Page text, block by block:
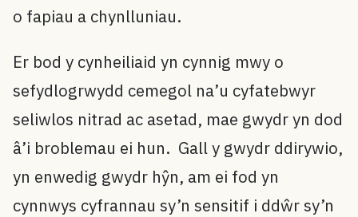
o fapiau a chynlluniau.
Er bod y cynheiliaid yn cynnig mwy o
sefydlogrwydd cemegol na’u cyfatebwyr
seliwlos nitrad ac asetad, mae gwydr yn dod
â’i broblemau ei hun. Gall y gwydr ddirywio,
yn enwedig gwydr hŷn, am ei fod yn
cynnwys cyfrannau sy’n sensitif i ddŵr sy’n